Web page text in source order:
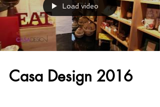
Load video
Casa Design 2016